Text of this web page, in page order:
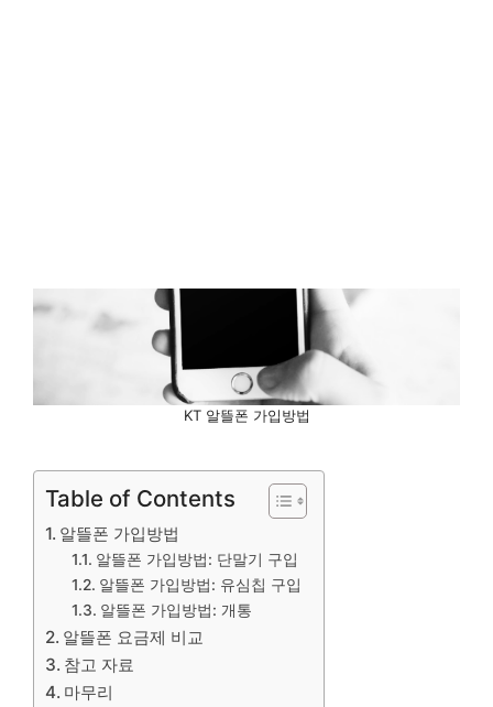
KT 알뜰폰 가입방법
Table of Contents
알뜰폰 가입방법
알뜰폰 가입방법: 단말기 구입
알뜰폰 가입방법: 유심칩 구입
알뜰폰 가입방법: 개통
알뜰폰 요금제 비교
참고 자료
마무리